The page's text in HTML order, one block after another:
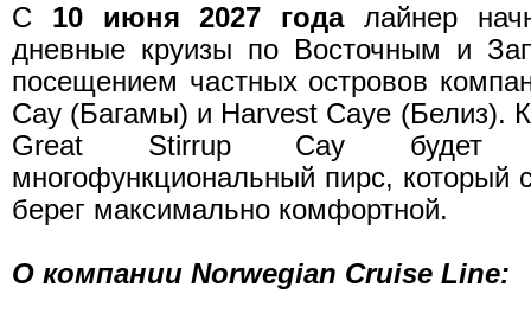
С 10 июня 2027 годалайнер
дневные круизы по Восточным и
посещением частных островов
Cay (Багамы) и Harvest Caye (Белиз).
Great Stirrup Cay будет
многофункциональный пирс, который
берег максимально комфортной.
О компании Norwegian Cruise Line: